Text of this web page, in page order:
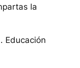
la
Educación